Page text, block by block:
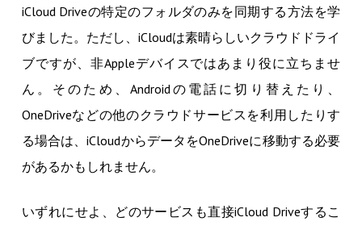
iCloud Driveの特定のフォルダのみを同期する方法を学
びました。ただし、iCloudは素晴らしいクラウドドライ
ブですが、非Appleデバイスではあまり役に立ちませ
ん。そのため、Androidの電話に切り替えたり、
OneDriveなどの他のクラウドサービスを利用したりす
る場合は、iCloudからデータをOneDriveに移動する必要
があるかもしれません。
いずれにせよ、どのサービスも直接iCloud Driveするこ